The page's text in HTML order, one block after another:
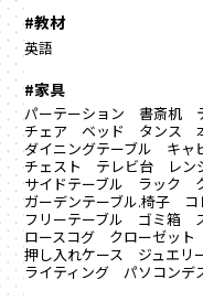
#教材
英語
#家具
パーテーション 書斎机
チェア
ベッド タンス
ダイニングテーブル
キャ
チェスト
テレビ台 レン
サイドテーブル
ラック
ガーデンテーブル.椅子
フリーテーブル
ゴミ箱
ロースコグ
クローゼット
押し入れケース
ジュエリ
ライティング
パソコンデ